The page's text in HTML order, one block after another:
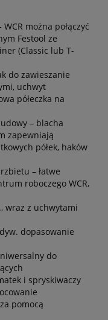
można połączyć
Festool ze
(Classic lub T-
do zawieszanie
uchwyt
półeczka na
– blacha
zapewniają
półek, haków
– łatwe
roboczego WCR,
wraz z uchwytami
dopasowanie
do
i spryskiwaczy
pomocą